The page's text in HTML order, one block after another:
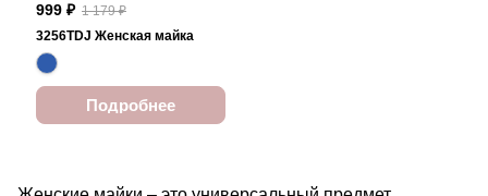
999 ₽ 1 179 ₽
3256TDJ Женская майка
Подробнее